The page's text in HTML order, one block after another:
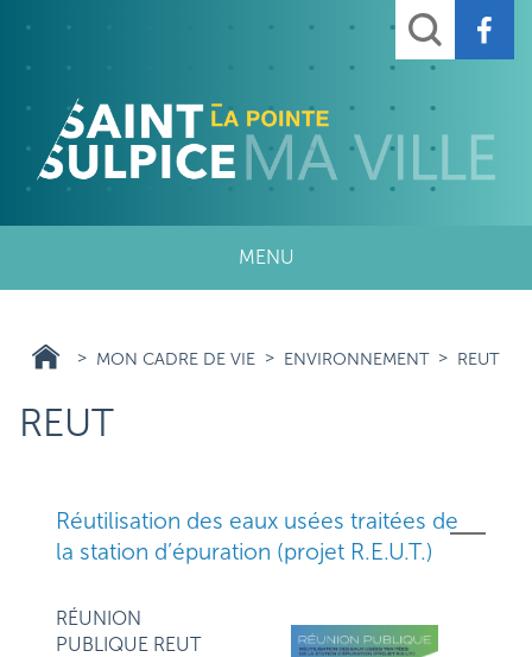
contenu
Rechercher
MENU
MON CADRE DE VIE ENVIRONNEMENT REUT
REUT
Réutilisation des eaux usées traitées de
la station d’épuration (projet R.E.U.T.)
RÉUNION
PUBLIQUE REUT